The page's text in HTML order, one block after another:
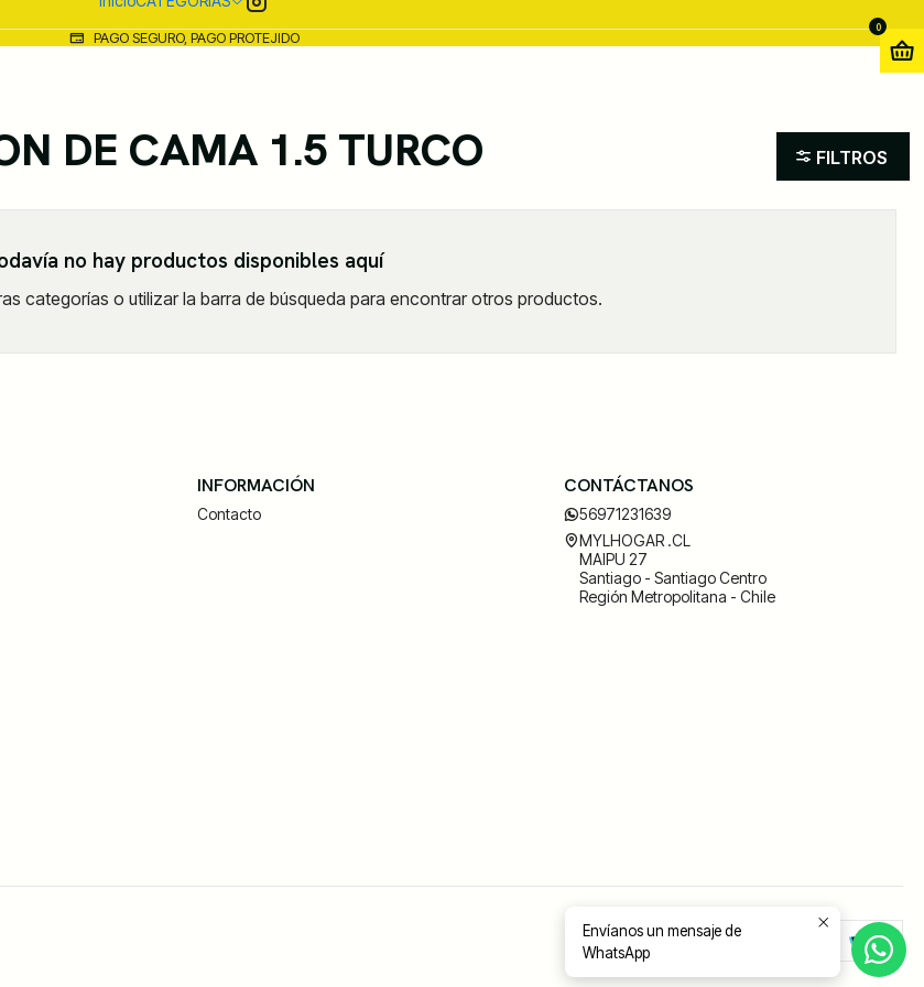
0
PAGO SEGURO, PAGO PROTEJIDO
DE CAMA 1.5 TURCO FILTROS
no hay productos disponibles aquí
categorías o utilizar la barra de búsqueda para encontrar otros productos.
INFORMACIÓN
Contacto
CONTÁCTANOS
56971231639
MYLHOGAR .CL
MAIPU 27
Santiago - Santiago Centro
Región Metropolitana - Chile
Envíanos un mensaje de
WhatsApp